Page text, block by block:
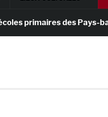
des Pays-bas